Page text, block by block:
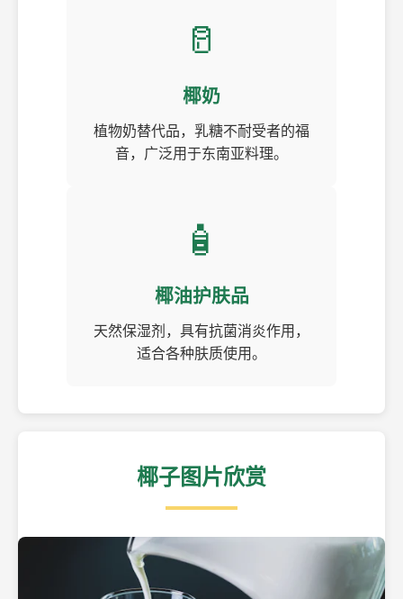
🥛
椰奶
植物奶替代品，乳糖不耐受者的福
音，广泛用于东南亚料理。
🧴
椰油护肤品
天然保湿剂，具有抗菌消炎作用，
适合各种肤质使用。
椰子图片欣赏